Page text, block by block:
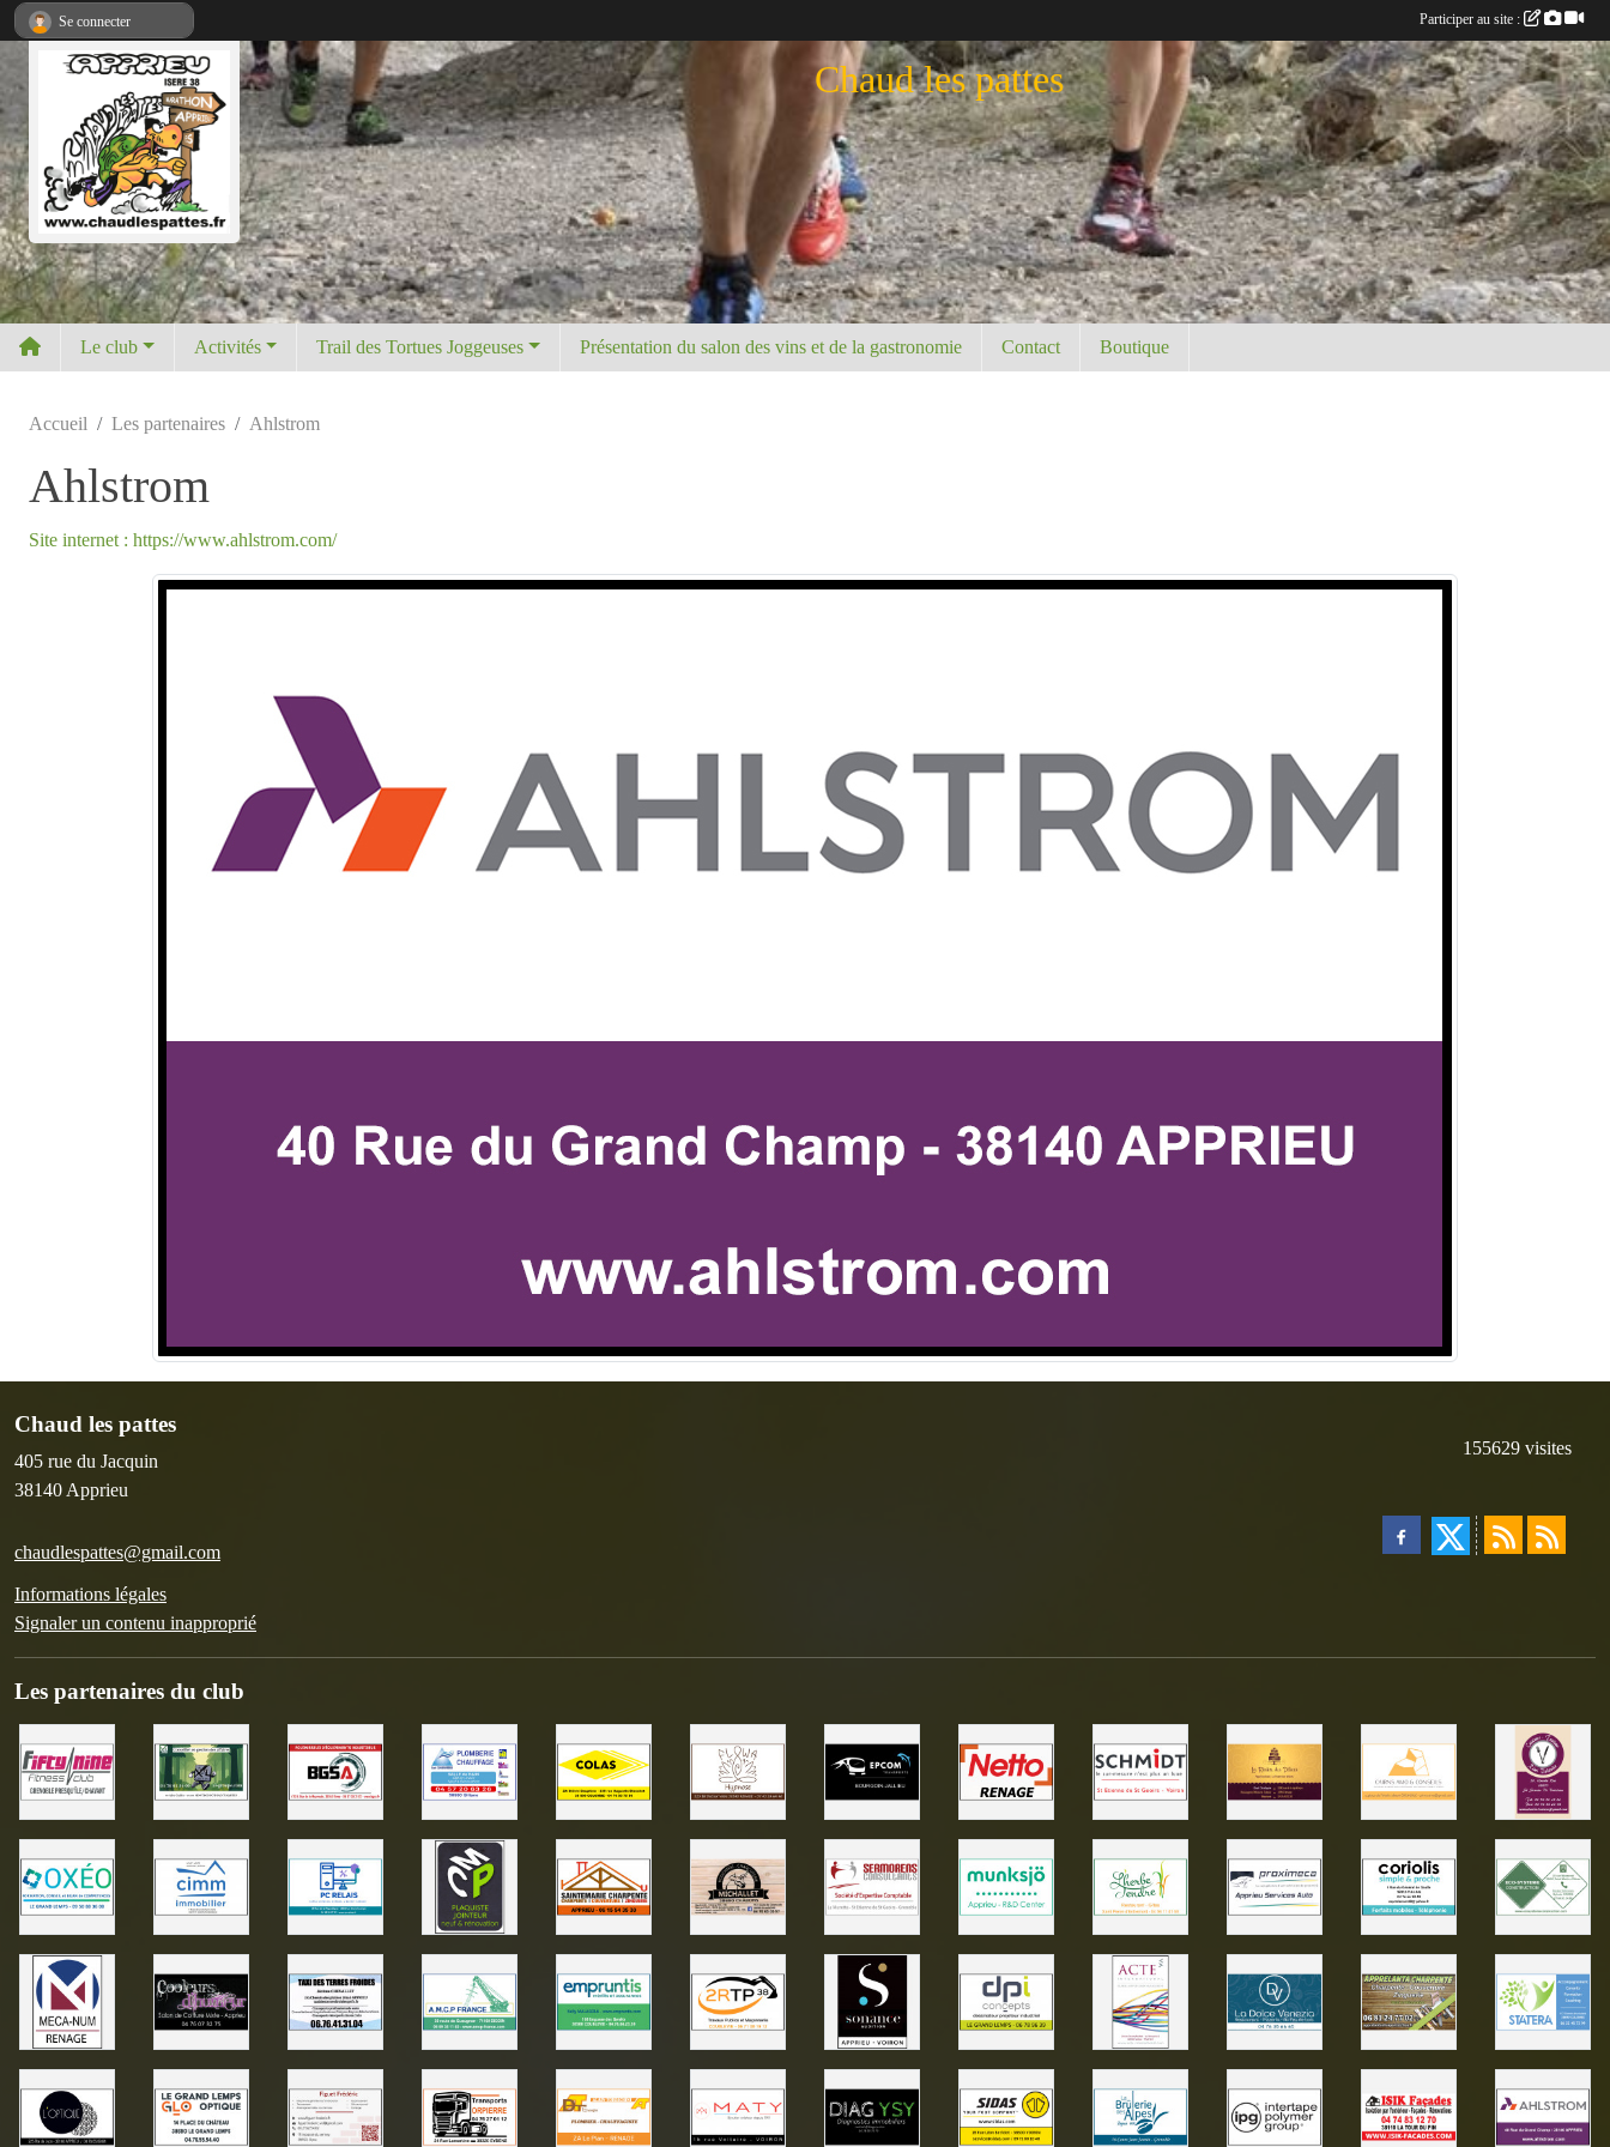
Chaud les pattes
Le club Activités Trail des Tortues Joggeuses Présentation du salon des vins et de la gastronomie Contact Boutique
Accueil Les partenaires Ahlstrom
Ahlstrom
Site internet : https://www.ahlstrom.com/
Chaud les pattes
405 rue du Jacquin
38140 Apprieu
chaudlespattes@gmail.com
Informations légales
Signaler un contenu inapproprié
155629 visites
Les partenaires du club
Se connecter Participer au site :
Panneau de gestion des cookies